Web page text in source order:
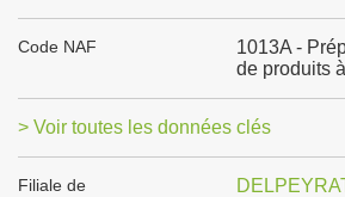
Code NAF
1013A -
de produits
> Voir toutes les données clés
Filiale de